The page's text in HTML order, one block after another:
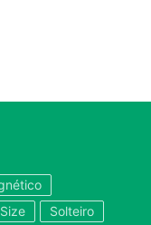
Solteiro